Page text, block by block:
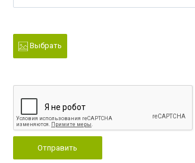
Выбрать
Отправить